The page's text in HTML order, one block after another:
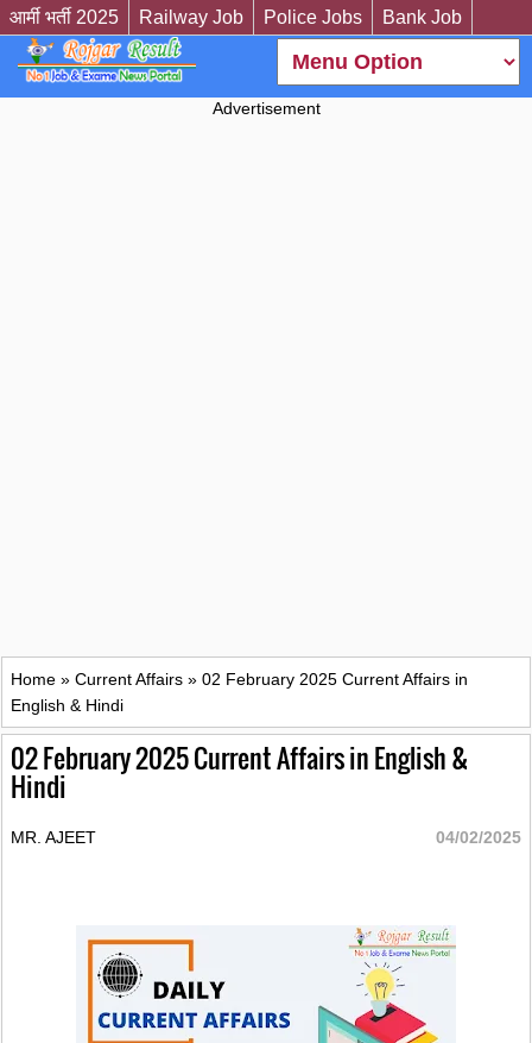
आर्मी भर्ती 2025 Railway Job Police Jobs Bank Job
Advertisement
Home » Current Affairs » 02 February 2025 Current Affairs in
English & Hindi
02 February 2025 Current Affairs in English &
Hindi
MR. AJEET 04/02/2025